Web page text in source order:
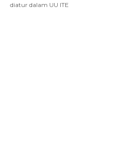
diatur dalam UU ITE